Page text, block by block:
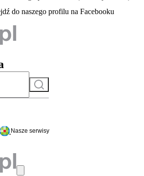
otwiera się w nowej karcie
do naszego profilu na Facebooku
Szukaj
do serwisu
Nasze serwisy